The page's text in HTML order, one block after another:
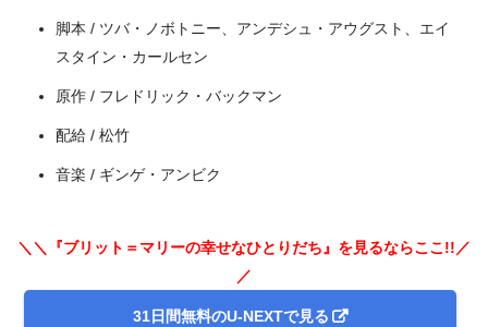
＼＼31日間無料!!お試し解約もOK／／
脚本 / ツバ・ノボトニー、アンデシュ・アウグスト、エイ
スタイン・カールセン
原作 / フレドリック・バックマン
配給 / 松竹
音楽 / ギンゲ・アンビク
＼＼『ブリット＝マリーの幸せなひとりだち』を見るならここ!!／
／
31日間無料のU-NEXTで見る